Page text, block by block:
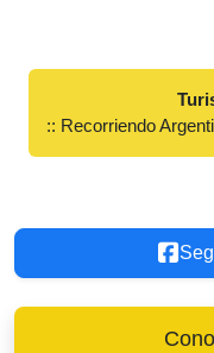
:: Recorriendo